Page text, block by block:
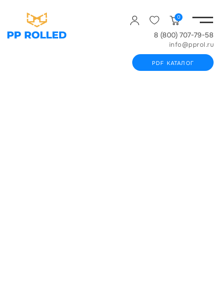
0
8 (800) 707-79-58
info@pprol.ru
PDF КАТАЛОГ